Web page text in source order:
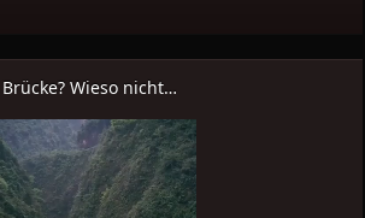
Wieso nicht…